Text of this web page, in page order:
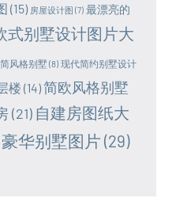
(15) 房屋设计图 (7) 最漂亮的
式别墅设计图片大
风格别墅(8) 现代简约别墅设计
楼 (14)简欧风格别墅
(21) 自建房图纸大
豪华别墅图片 (29)